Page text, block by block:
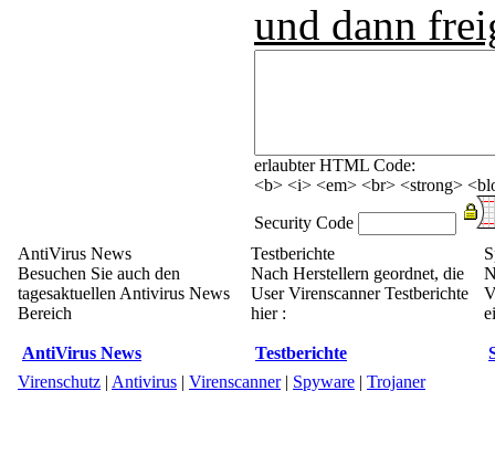
und dann
erlaubter HTML Code:
<b> <i> <em> <br> <strong>
Security Code
AntiVirus News
Besuchen Sie auch den
tagesaktuellen Antivirus News
Bereich
AntiVirus News
Testberichte
Nach Herstellern geordnet, die
User Virenscanner Testberichte
hier :
Testberichte
Virenschutz | Antivirus | Virenscanner| Spyware | Trojaner